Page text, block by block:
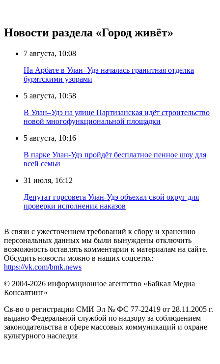
Новости раздела «Город живёт»
7 августа, 10:08
На Арбате в Улан–Удэ началась гранитная отделка
бурятскими узорами
5 августа, 10:58
В Улан–Удэ на улице Партизанская идёт строительство
новой многофункциональной площадки
5 августа, 10:16
В парке Улан-Удэ пройдёт бесплатное пенное шоу для
всей семьи
31 июля, 16:12
Депутат горсовета Улан-Удэ объехал свой округ для
проверки исполнения наказов
В связи с ужесточением требований к сбору и хранению
персональных данных мы были вынуждены отключить
возможность оставлять комментарии к материалам на сайте.
Обсудить новости можно в наших соцсетях:
https://vk.com/bmk.news
© 2004-2026 информационное агентство «Байкал Медиа
Консалтинг»
Св-во о регистрации СМИ Эл № ФС 77-22419 от 28.11.2005 г.
выдано Федеральной службой по надзору за соблюдением
законодательства в сфере массовых коммуникаций и охране
культурного наследия